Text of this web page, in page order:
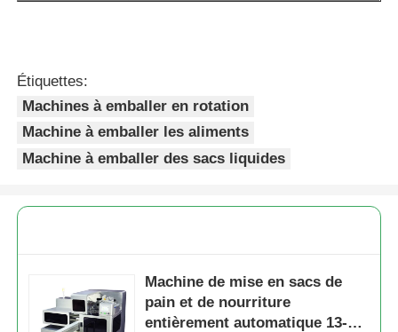
Étiquettes:
Machines à emballer en rotation
Machine à emballer les aliments
Machine à emballer des sacs liquides
Machine de mise en sacs de
pain et de nourriture
entièrement automatique 13-40